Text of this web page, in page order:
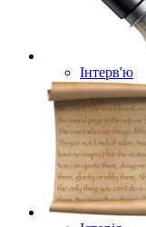
Інтерв'ю